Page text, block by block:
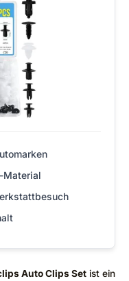
Material
Auto Clips Set ist ein